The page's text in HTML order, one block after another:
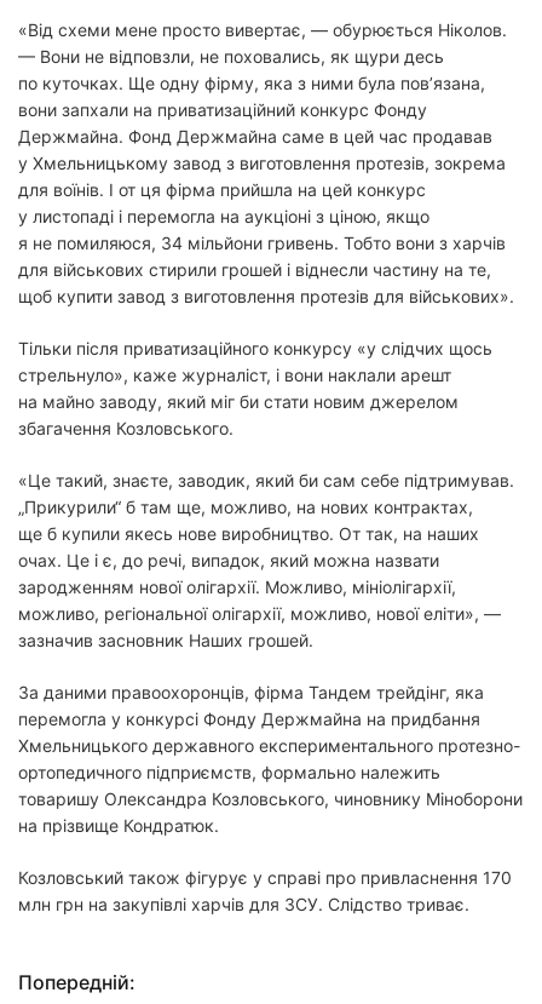
«Від схеми мене просто вивертає, — обурюється Ніколов.
— Вони не відповзли, не поховались, як щури десь
по куточках. Ще одну фірму, яка з ними була пов’язана,
вони запхали на приватизаційний конкурс Фонду
Держмайна. Фонд Держмайна саме в цей час продавав
у Хмельницькому завод з виготовлення протезів, зокрема
для воїнів. І от ця фірма прийшла на цей конкурс
у листопаді і перемогла на аукціоні з ціною, якщо
я не помиляюся, 34 мільйони гривень. Тобто вони з харчів
для військових стирили грошей і віднесли частину на те,
щоб купити завод з виготовлення протезів для військових».
Тільки після приватизаційного конкурсу «у слідчих щось
стрельнуло», каже журналіст, і вони наклали арешт
на майно заводу, який міг би стати новим джерелом
збагачення Козловського.
«Це такий, знаєте, заводик, який би сам себе підтримував.
„Прикурили“ б там ще, можливо, на нових контрактах,
ще б купили якесь нове виробництво. От так, на наших
очах. Це і є, до речі, випадок, який можна назвати
зародженням нової олігархії. Можливо, мініолігархії,
можливо, регіональної олігархії, можливо, нової еліти», —
зазначив засновник Наших грошей.
За даними правоохоронців, фірма Тандем трейдінг, яка
перемогла у конкурсі Фонду Держмайна на придбання
Хмельницького державного експериментального протезно-
ортопедичного підприємств, формально належить
товаришу Олександра Козловського, чиновнику Міноборони
на прізвище Кондратюк.
Козловський також фігурує у справі про привласнення 170
млн грн на закупівлі харчів для ЗСУ. Слідство триває.
Н
Попередній: